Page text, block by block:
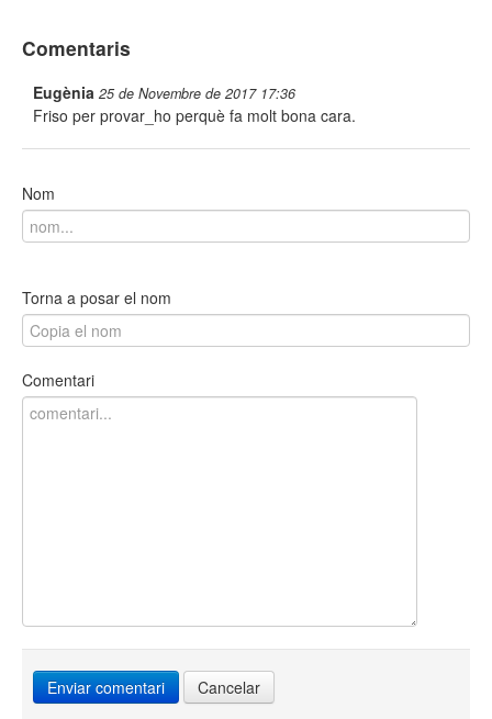
Comentaris
Eugènia 25 de Novembre de 2017 17:36
Friso per provar_ho perquè fa molt bona cara.
Nom
Torna a posar el nom
Comentari
Cancelar